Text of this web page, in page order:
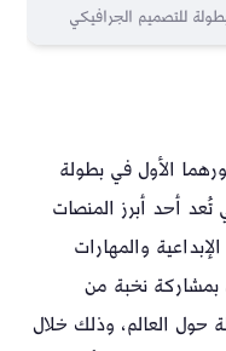
الأول في بطولة
تُعد أحد أبرز المنصات
والمهارات
بمشاركة نخبة من
الشباب من أكثر من 80 دولة حول العالم، وذلك خلال